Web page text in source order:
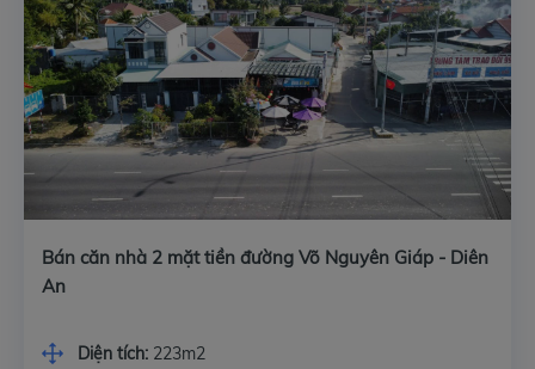
Bán căn nhà 2 mặt tiền đường Võ Nguyên Giáp - Diên
An
Diện tích: 223m2